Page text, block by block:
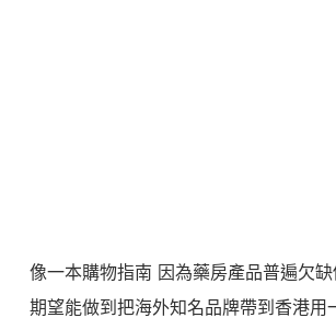
像一本購物指南 因為藥房產品普遍欠
期望能做到把海外知名品牌帶到香港